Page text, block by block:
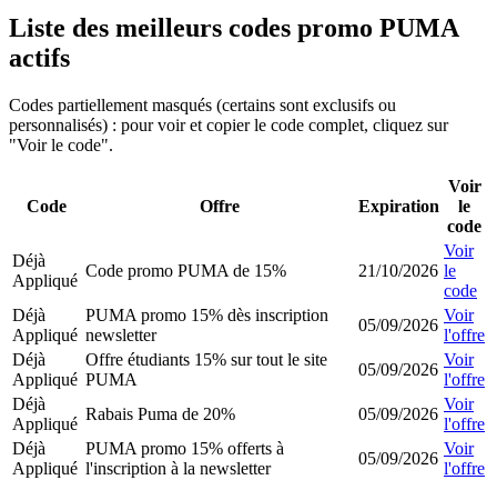
Liste des meilleurs codes promo PUMA
actifs
Codes partiellement masqués (certains sont exclusifs ou
personnalisés) : pour voir et copier le code complet, cliquez sur
"Voir le code".
Code Offre Expiration
Voir
le
code
Déjà
Appliqué
Code promo PUMA de 15% 21/10/2026
Voir
le
code
Déjà
Appliqué
PUMA promo 15% dès inscription
newsletter
05/09/2026
Voir
l'offre
Déjà
Appliqué
Offre étudiants 15% sur tout le site
PUMA
05/09/2026
Voir
l'offre
Déjà
Appliqué
Rabais Puma de 20% 05/09/2026
Voir
l'offre
Déjà
Appliqué
PUMA promo 15% offerts à
l'inscription à la newsletter
05/09/2026
Voir
l'offre